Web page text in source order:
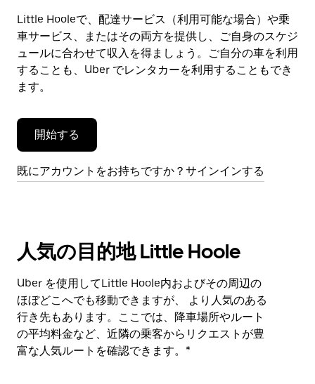
ー
を
閉
じ
ま
す。
Little Hooleで、配達サービス（利用可能な場合）や乗
車サービス、またはその両方を提供し、ご自身のスケジ
ュールに合わせて収入を得ましょう。ご自分の車を利用
することも、Uber でレンタカーを利用することもでき
ます。
開始する
既にアカウントをお持ちですか？サインインする
人気の目的地 Little Hoole
Uber を使用してLittle Hoole内およびその周辺の
ほぼどこへでも移動できますが、 より人気のある
行き先もあります。ここでは、降車場所やルート
の平均料金など、近隣の乗客からリクエストが豊
富な人気ルートを確認できます。*